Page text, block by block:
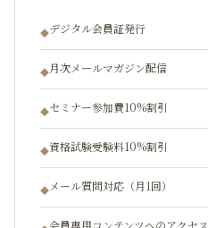
◆デジタル会員証発行
◆月次メールマガジン配信
◆セミナー参加費10%割引
◆資格試験受験料10%割引
◆メール質問対応（月1回）
会員専用コンテンツへのアクセス